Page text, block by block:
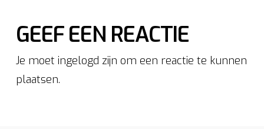
GEEF EEN REACTIE
Je moet ingelogd zijn om een reactie te kunnen
plaatsen.